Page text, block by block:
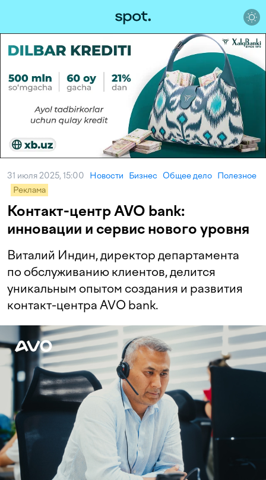
31 июля 2025, 15:00 Новости Бизнес Общее дело Полезное
Реклама
Контакт-центр AVO bank:
инновации и сервис нового уровня
Виталий Индин, директор департамента
по обслуживанию клиентов, делится
уникальным опытом создания и развития
контакт-центра AVO bank.